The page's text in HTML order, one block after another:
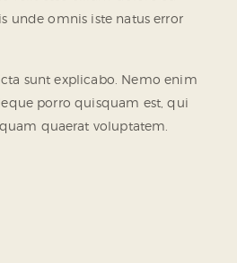
unde omnis iste natus error
sunt explicabo. Nemo enim
porro quisquam est, qui
quaerat voluptatem.